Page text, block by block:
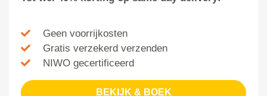
Geen voorrijkosten
Gratis verzekerd verzenden
NIWO gecertificeerd
BEKIJK & BOEK